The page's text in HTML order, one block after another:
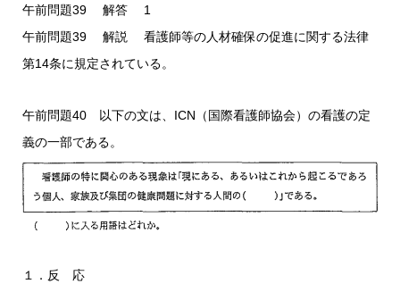
午前問題39 解答 1
午前問題39 解説 看護師等の人材確保の促進に関する法律
第14条に規定されている。
午前問題40 以下の文は、ICN（国際看護師協会）の看護の定
義の一部である。
１．反 応